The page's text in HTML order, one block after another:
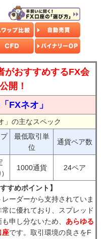
がおすすめするFX会
開！
FXネオ」
」の主なスペック
最低取引単
位
通貨ペア数
)
1000通貨 24ペア
すめポイント】
ーダーから支持されていま
に優れており、スプレッド
申し分ないため、 あらゆる
座です。取引環境の良さをF